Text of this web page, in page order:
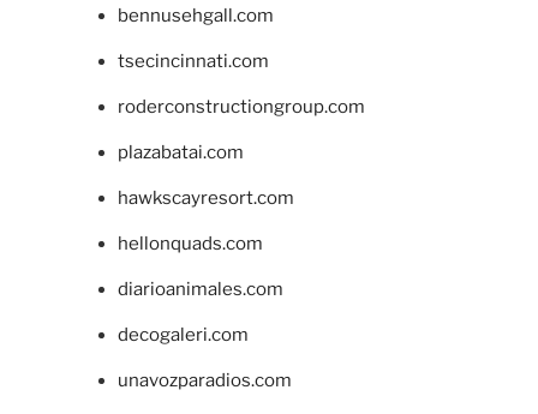
bennusehgall.com
tsecincinnati.com
roderconstructiongroup.com
plazabatai.com
hawkscayresort.com
hellonquads.com
diarioanimales.com
decogaleri.com
unavozparadios.com